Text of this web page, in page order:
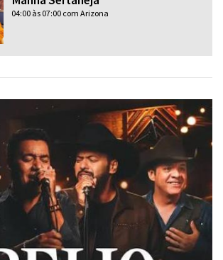
04:00 às 07:00 com Arizona